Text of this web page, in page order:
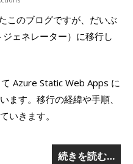
このブログですが、だいぶ
ェネレーター）に移行し
Azure Static Web Apps に
ます。移行の経緯や手順、
いきます。
続きを読む…